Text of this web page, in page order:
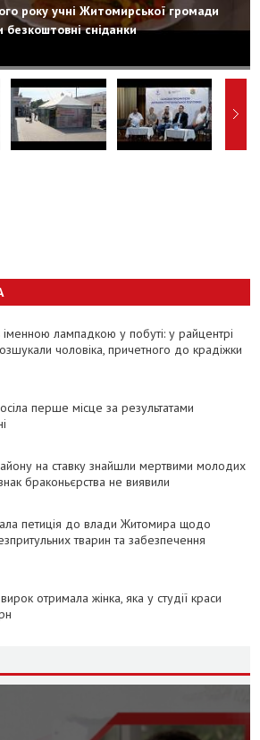
року учні Житомирської громади
сніданки
іменною лампадкою у побуті: у райцентрі
чоловіка, причетного до крадіжки
перше місце за результатами
на ставку знайшли мертвими молодих
браконьєрства не виявили
петиція до влади Житомира щодо
тварин та забезпечення
отримала жінка, яка у студії краси